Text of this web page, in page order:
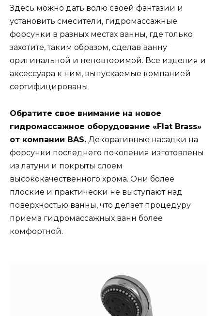
Здесь можно дать волю своей фантазии и
установить смесители, гидромассажные
форсунки в разных местах ванны, где только
захотите, таким образом, сделав ванну
оригинальной и неповторимой. Все изделия и
аксессуара к ним, выпускаемые компанией
сертифицированы.
Обратите свое внимание на новое
гидромассажное оборудование «Flat Brass»
от компании BAS. Декоративные насадки на
форсунки последнего поколения изготовлены
из латуни и покрыты слоем
высококачественного хрома. Они более
плоские и практически не выступают над
поверхностью ванны, что делает процедуру
приема гидромассажных ванн более
комфортной.